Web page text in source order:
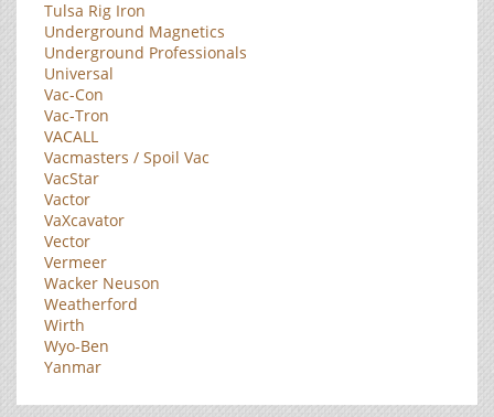
Tulsa Rig Iron
Underground Magnetics
Underground Professionals
Universal
Vac-Con
Vac-Tron
VACALL
Vacmasters / Spoil Vac
VacStar
Vactor
VaXcavator
Vector
Vermeer
Wacker Neuson
Weatherford
Wirth
Wyo-Ben
Yanmar